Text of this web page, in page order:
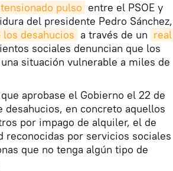
tensionado pulso entre el PSOE y
del presidente Pedro Sánchez,
desahucios a través de un real
sociales denuncian que los
situación vulnerable a miles de
aprobase el Gobierno el 22 de
en concreto aquellos
por impago de alquiler, el de
por servicios sociales
que no tenga algún tipo de